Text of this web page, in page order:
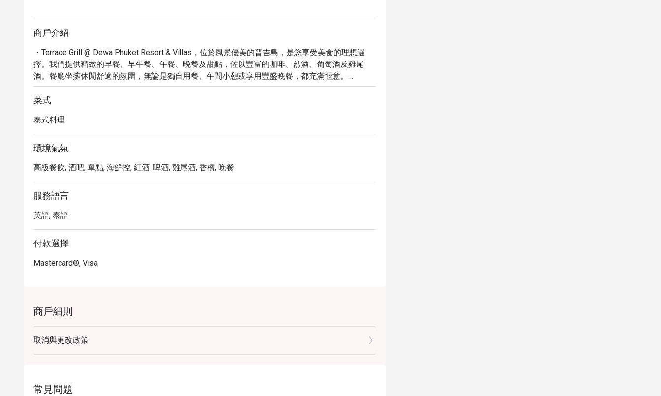
商戶介紹
・Terrace Grill @ Dewa Phuket Resort & Villas，位於風景優美的普吉島，是您享受美食的理想選
擇。我們提供精緻的早餐、早午餐、午餐、晚餐及甜點，佐以豐富的咖啡、烈酒、葡萄酒及雞尾
酒。餐廳坐擁休閒舒適的氛圍，無論是獨自用餐、午間小憩或享用豐盛晚餐，都充滿愜意。
・我們的菜單包含多樣化的選擇，從美味的小菜到精心烹調的主菜，滿足您的味蕾。寬敞的室外雅
座、便利的外帶服務以及舒適的內用空間，讓您能以最自在的方式享受用餐時光。憑藉 4.3 的高評
・透過 Eatigo 預訂 Terrace Grill @ Dewa Phuket Resort & Villas，即可享有高達 5 折的獨家優惠，
讓您以超值的價格，盡情品味普吉島的美食與度假氛圍。
菜式
泰式料理
環境氣氛
高級餐飲, 酒吧, 單點, 海鮮控, 紅酒, 啤酒, 雞尾酒, 香檳, 晚餐
服務語言
英語, 泰語
付款選擇
Mastercard®, Visa
商戶細則
取消與更改政策
常見問題